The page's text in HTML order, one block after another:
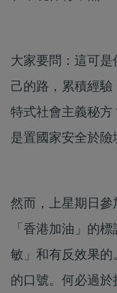
大家要問：這可
己的路，累積經
特式社會主義秘
是置國家安全於險
然而，上星期日
「香港加油」的
敏」和有反效果
的口號。何必過